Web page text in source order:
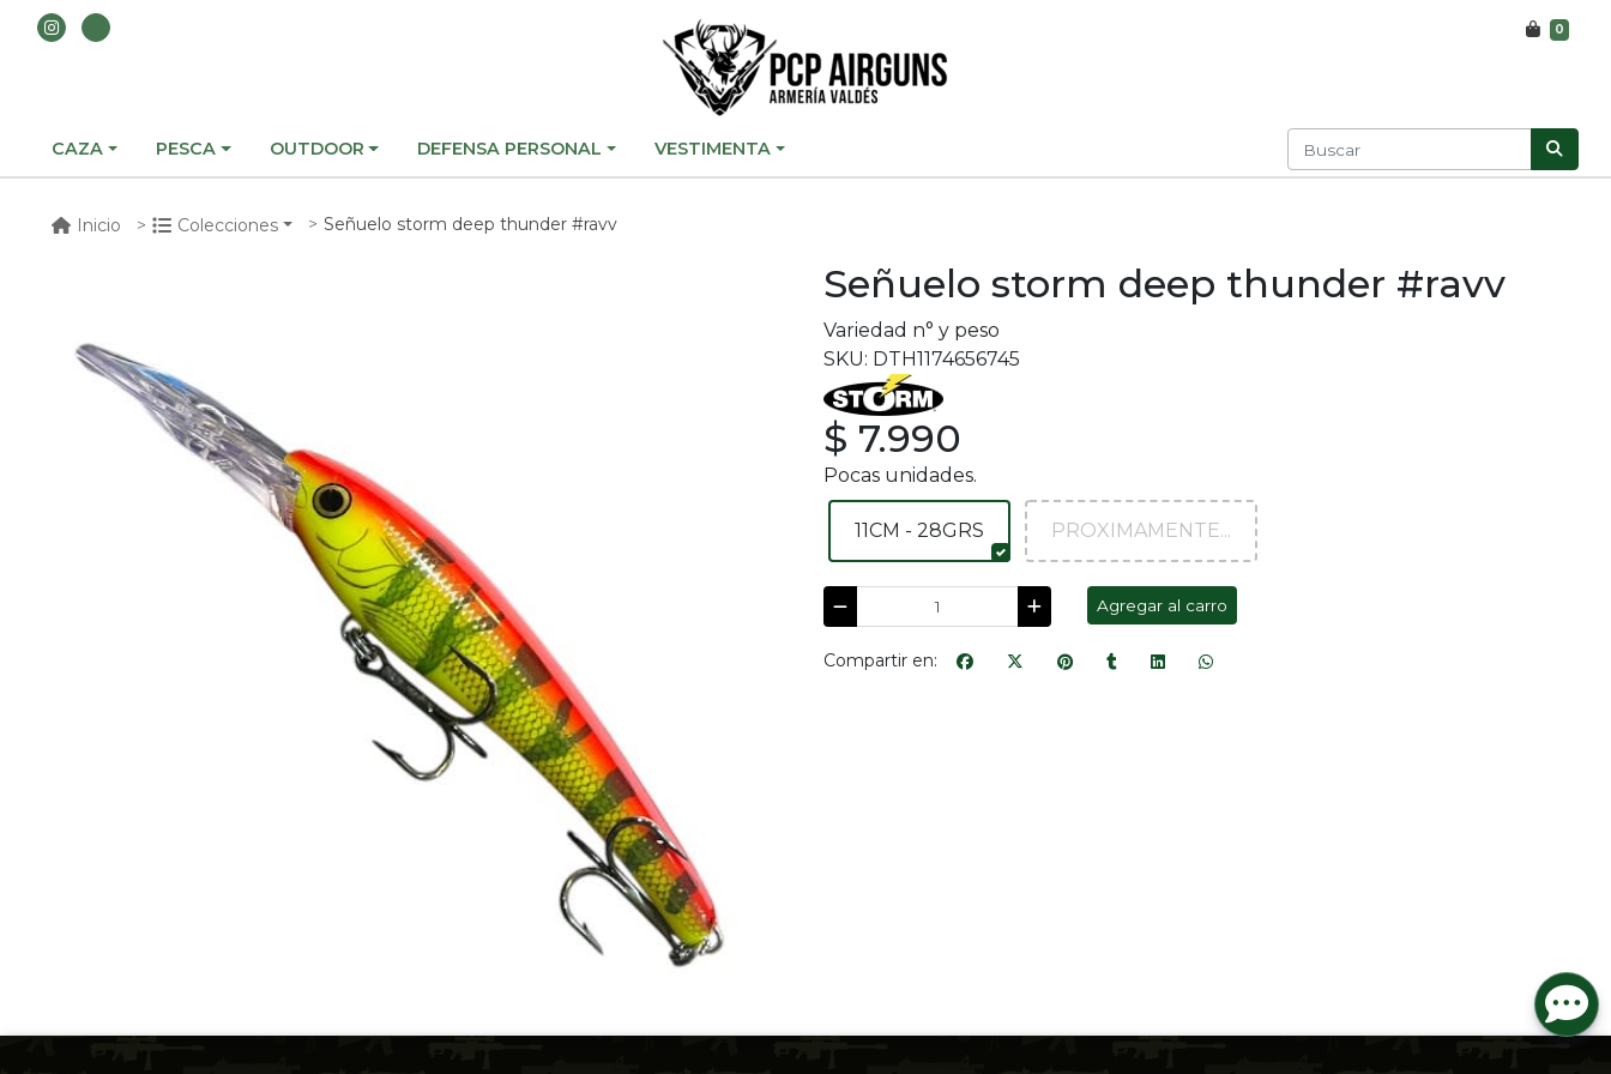
0
CAZA PESCA OUTDOOR DEFENSA PERSONAL VESTIMENTA
Inicio Colecciones Señuelo storm deep thunder #ravv
Señuelo storm deep thunder #ravv
Variedad n° y peso
SKU: DTH1174656745
$ 7.990
Pocas unidades.
11CM - 28GRS PROXIMAMENTE...
Agregar al carro
Compartir en: